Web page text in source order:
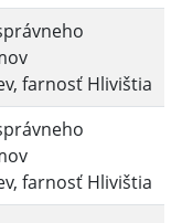
Reset
farnosť Hlivištia
farnosť Hlivištia